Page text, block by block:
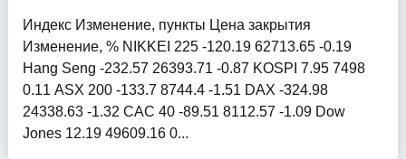
Индекс Изменение, пункты Цена закрытия
Изменение, % NIKKEI 225 -120.19 62713.65 -0.19
Hang Seng -232.57 26393.71 -0.87 KOSPI 7.95 7498
0.11 ASX 200 -133.7 8744.4 -1.51 DAX -324.98
24338.63 -1.32 CAC 40 -89.51 8112.57 -1.09 Dow
Jones 12.19 49609.16 0...